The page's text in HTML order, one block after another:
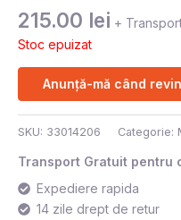
215.00 lei +
Stoc epuizat
Anunță-mă când
SKU: 33014206 Categorie:
Transport Gratuit pentru
Expediere rapida
14 zile drept de retur